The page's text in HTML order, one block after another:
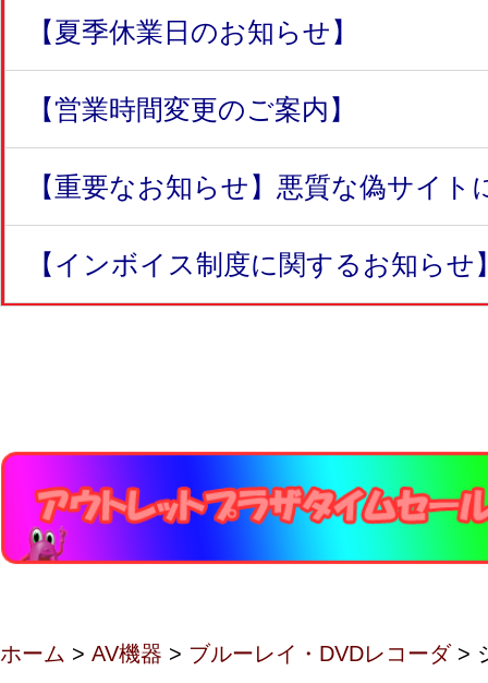
【夏季休業日のお知らせ】
【営業時間変更のご案内】
【重要なお知らせ】悪質な偽サイト
【インボイス制度に関するお知らせ
ホーム > AV機器 > ブルーレイ・DVDレコーダ>